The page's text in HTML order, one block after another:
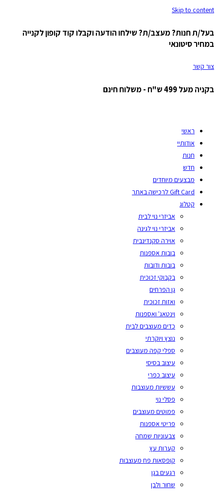
Skip to content
בעל/ת חנות? מעצב/ת? שילחו הודעה וקבלו קוד קופון לקנייה
במחיר סיטונאי
צור קשר
בקניה מעל 499 ש"ח - משלוח חינם
ראשי
אודותיי
חנות
חדש
מבצעים מיוחדים
Gift Card לרכישה באתר
קטלוג
אביזרי נוי לבית
אביזרי נוי לגינה
אוירה סקנדינבית
בובות אספנות
בובות ודובות
בקבוקי זכוכית
גן הפרחים
ואזות זכוכית
וינטאג' ואספנות
כדים מעוצבים לבית
נוצץ ויוקרתי
ספלי קפה מעוצבים
עיצוב בסיסי
עיצוב כפרי
עששיות מעוצבות
פסלי נוי
פמוטים מעוצבים
פריטי אספנות
צבעוניות שמחה
קערות עץ
קופסאות פח מעוצבות
רגעים בגן
שחור ולבן